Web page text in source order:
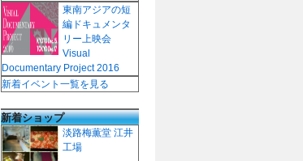
東南アジアの短
編ドキュメンタ
リー上映会
Visual
Documentary Project 2016
新着イベント一覧を見る
新着ショップ
淡路梅薫堂 江井
工場